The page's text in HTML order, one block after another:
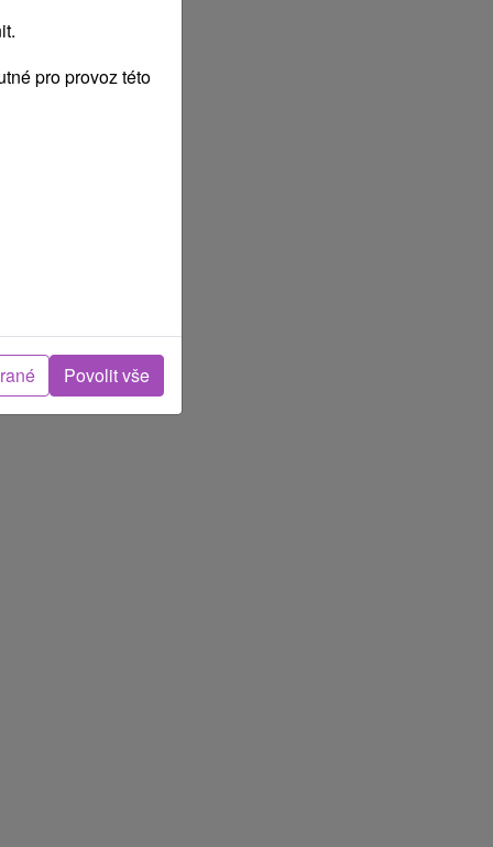
pro provoz této
Povolit vše